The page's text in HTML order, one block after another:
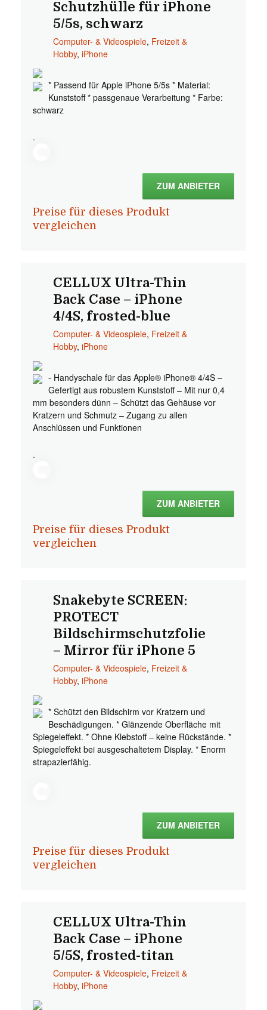
Schutzhülle für iPhone
5/5s, schwarz
Computer- & Videospiele, Freizeit &
Hobby, iPhone
* Passend für Apple iPhone 5/5s * Material:
Kunststoff * passgenaue Verarbeitung * Farbe:
schwarz
.
ZUM ANBIETER
Preise für dieses Produkt
vergleichen
CELLUX Ultra-Thin
Back Case – iPhone
4/4S, frosted-blue
Computer- & Videospiele, Freizeit &
Hobby, iPhone
- Handyschale für das Apple® iPhone® 4/4S –
Gefertigt aus robustem Kunststoff – Mit nur 0,4
mm besonders dünn – Schützt das Gehäuse vor
Kratzern und Schmutz – Zugang zu allen
Anschlüssen und Funktionen
.
ZUM ANBIETER
Preise für dieses Produkt
vergleichen
Snakebyte SCREEN:
PROTECT
Bildschirmschutzfolie
– Mirror für iPhone 5
Computer- & Videospiele, Freizeit &
Hobby, iPhone
* Schützt den Bildschirm vor Kratzern und
Beschädigungen. * Glänzende Oberfläche mit
Spiegeleffekt. * Ohne Klebstoff – keine Rückstände. *
Spiegeleffekt bei ausgeschaltetem Display. * Enorm
strapazierfähig.
ZUM ANBIETER
Preise für dieses Produkt
vergleichen
CELLUX Ultra-Thin
Back Case – iPhone
5/5S, frosted-titan
Computer- & Videospiele, Freizeit &
Hobby, iPhone